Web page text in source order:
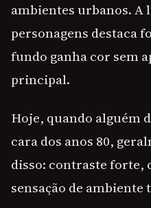
ambientes urbanos. A
personagens destaca
fundo ganha cor sem
principal.
Hoje, quando alguém
cara dos anos 80,
disso: contraste forte,
sensação de